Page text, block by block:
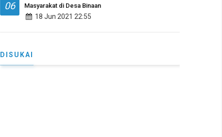
06
Masyarakat di Desa Binaan
18 Jun 2021 22:55
DISUKAI